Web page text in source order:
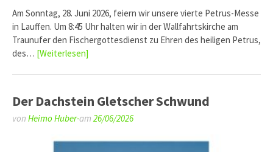
Am Sonntag, 28. Juni 2026, feiern wir unsere vierte Petrus-Messe
in Lauffen. Um 8:45 Uhr halten wir in der Wallfahrtskirche am
Traunufer den Fischergottesdienst zu Ehren des heiligen Petrus,
des… [Weiterlesen]
Der Dachstein Gletscher Schwund
von Heimo Huber-am 26/06/2026